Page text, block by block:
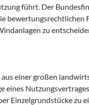
führt. Der
bewertungsrechtlichen
zu
einer großen
eines
Einzelgrundstücke zu